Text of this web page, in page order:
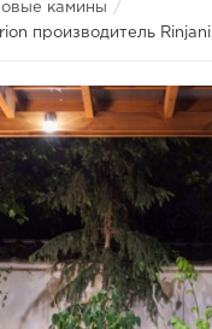
камины
производитель Rinjani